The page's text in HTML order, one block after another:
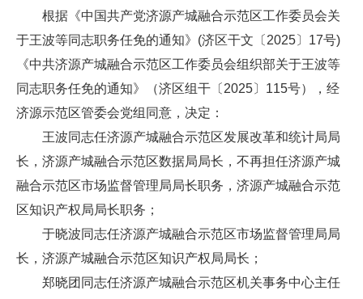
根据《中国共产党济源产城融合示范区工作委员会关
于王波等同志职务任免的通知》(济区干文〔2025〕17号)
《中共济源产城融合示范区工作委员会组织部关于王波等
同志职务任免的通知》（济区组干〔2025〕115号），经
济源示范区管委会党组同意，决定：
王波同志任济源产城融合示范区发展改革和统计局局
长，济源产城融合示范区数据局局长，不再担任济源产城
融合示范区市场监督管理局局长职务，济源产城融合示范
区知识产权局局长职务；
于晓波同志任济源产城融合示范区市场监督管理局局
长，济源产城融合示范区知识产权局局长；
郑晓团同志任济源产城融合示范区机关事务中心主任